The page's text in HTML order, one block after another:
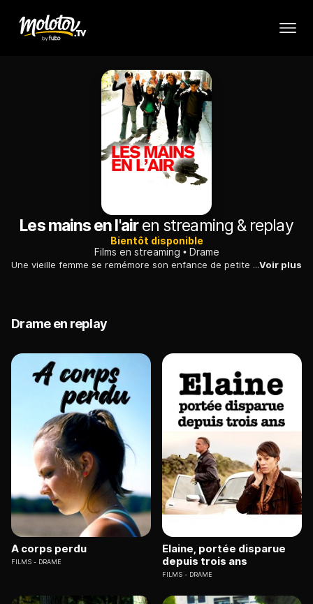
Les mains en l'airen streaming & replay
Bientôt disponible
Films en streaming
Drame
Une vieille femme se remémore son enfance de petite fille tchétchène. Alors qu'elle était en CM2, ses amis ont promis de lui éviter d'être expulsée.Voir plus
Drame en replay
A corps perdu
FILMS DRAME
Elaine, portée disparue
depuis trois ans
FILMS DRAME